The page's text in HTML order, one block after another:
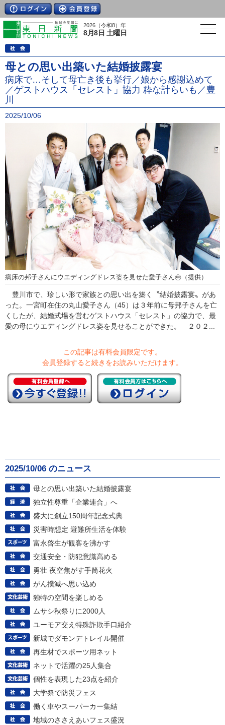
2026（令和8）年
8月8日 土曜日
母との思い出築いた結婚披露宴
病床で…そして母亡き後も挙行／娘から感謝込めて
／ゲストハウス「セレスト」協力 粋な計らいも／豊
川
2025/10/06
病床の邦子さんにウエディングドレス姿を見せた愛子さん㊥（提供）
豊川市で、珍しい形で家族との思い出を築く〝結婚披露宴〟があ
った。一宮町在住の丸山愛子さん（45）は３年前に母邦子さんを亡
くしたが、結婚式場を営むゲストハウス「セレスト」の協力で、最
愛の母にウエディングドレス姿を見せることができた。 ２０２...
この記事は有料会員限定です。
会員登録すると続きをお読みいただけます。
2025/10/06 のニュース
母との思い出築いた結婚披露宴
独立性尊重「企業連合」へ
盛大に創立150周年記念式典
災害時想定 避難所生活を体験
富永啓生が観客を沸かす
交通安全・防犯意識高める
勇壮 夜空焦がす手筒花火
がん撲滅へ思い込め
独特の空間を楽しめる
ムサシ秋祭りに2000人
ユーモア交え特殊詐欺手口紹介
新城でダモンデトレイル開催
再生材でスポーツ用ネット
ネットで活躍の25人集合
個性を表現した23点を紹介
大学祭で防災フェス
働く車やスーパーカー集結
地域のささえあいフェス盛況